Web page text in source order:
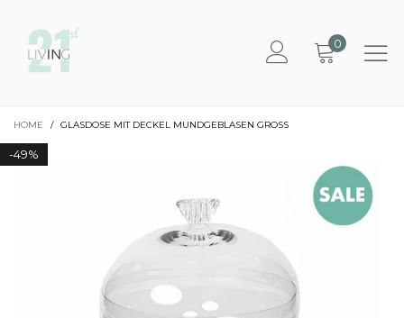
0
HOME / GLASDOSE MIT DECKEL MUNDGEBLASEN GROSS
-49%